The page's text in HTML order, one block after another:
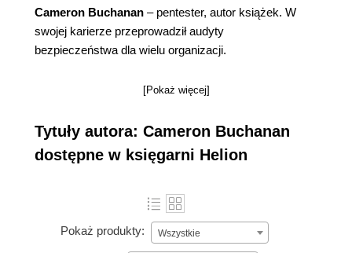
Cameron Buchanan – pentester, autor książek. W
swojej karierze przeprowadził audyty
bezpieczeństwa dla wielu organizacji.
[Pokaż więcej]
Tytuły autora: Cameron Buchanan
dostępne w księgarni Helion
Pokaż produkty: Wszystkie